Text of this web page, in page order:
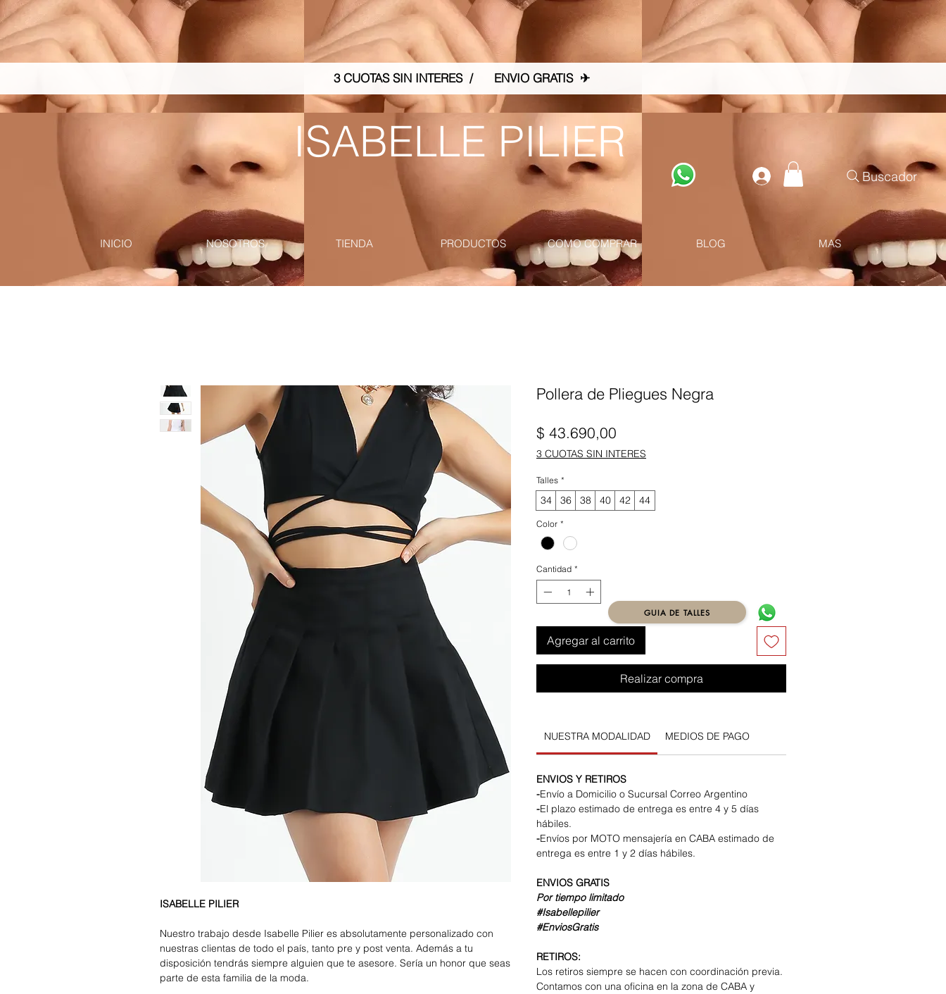
pinterest-site-verification=867dbab807973b9ac409c90f1d7cea8f
3 CUOTAS SIN INTERES / ENVIO GRATIS ✈
ISABELLE PILIER
Buscador
INICIO NOSOTROS TIENDA PRODUCTOS COMO COMPRAR BLOG MAS
ISABELLE PILIER
Nuestro trabajo desde Isabelle Pilier es absolutamente personalizado con
nuestras clientas de todo el país, tanto pre y post venta. Además a tu
disposición tendrás siempre alguien que te asesore. Sería un honor que seas
parte de esta familia de la moda.
Pollera de Pliegues Negra
$ 43.690,00
3 CUOTAS SIN INTERES
Talles *
34 36 38 40 42 44
Color *
Cantidad *
Agregar al carrito
Realizar compra
NUESTRA MODALIDAD MEDIOS DE PAGO
ENVIOS Y RETIROS
-Envío a Domicilio o Sucursal Correo Argentino
-El plazo estimado de entrega es entre 4 y 5 días
hábiles.
-Envíos por MOTO mensajería en CABA estimado de
entrega es entre 1 y 2 días hábiles.
ENVIOS GRATIS
Por tiempo limitado
#Isabellepilier
#EnviosGratis
RETIROS:
Los retiros siempre se hacen con coordinación previa.
Contamos con una oficina en la zona de CABA y
GUIA DE TALLES